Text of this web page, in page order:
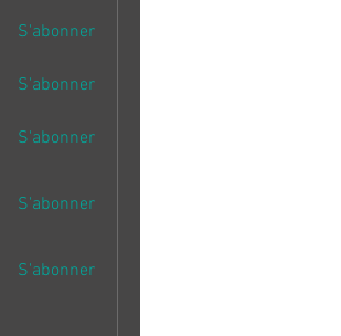
S'abonner
S'abonner
S'abonner
S'abonner
S'abonner